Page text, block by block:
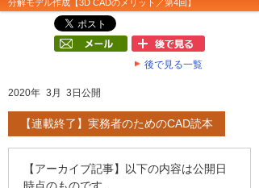
分解モデル作成【3D CADのメリット／第4回】
後で見る一覧
2020年 3月 3日公開
【連載終了】実務者のためのCAD読本
【アーカイブ記事】以下の内容は公開日